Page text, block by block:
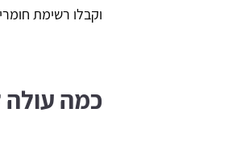
וקבלו רשימת
כמה